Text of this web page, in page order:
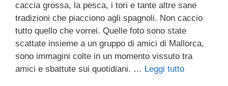
caccia grossa, la pesca, i tori e tante altre sane
tradizioni che piacciono agli spagnoli. Non caccio
tutto quello che vorrei. Quelle foto sono state
scattate insieme a un gruppo di amici di Mallorca,
sono immagini colte in un momento vissuto tra
amici e sbattute sui quotidiani. … Leggi tutto